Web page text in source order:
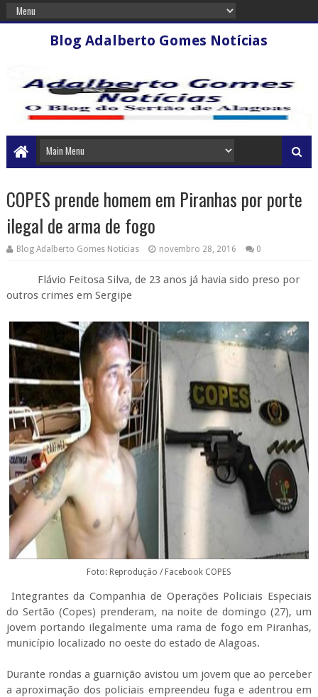
Blog Adalberto Gomes Notícias
COPES prende homem em Piranhas por porte
ilegal de arma de fogo
Blog Adalberto Gomes Noticias novembro 28, 2016 0
Flávio Feitosa Silva, de 23 anos já havia sido preso por
outros crimes em Sergipe
Foto: Reprodução / Facebook COPES
Integrantes da Companhia de Operações Policiais Especiais
do Sertão (Copes) prenderam, na noite de domingo (27), um
jovem portando ilegalmente uma rama de fogo em Piranhas,
município localizado no oeste do estado de Alagoas.
Durante rondas a guarnição avistou um jovem que ao perceber
a aproximação dos policiais empreendeu fuga e adentrou em